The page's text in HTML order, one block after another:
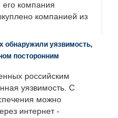
его компания
компанией из
обнаружили уязвимость,
посторонним
российским
уязвимость. С
можно
интернет -